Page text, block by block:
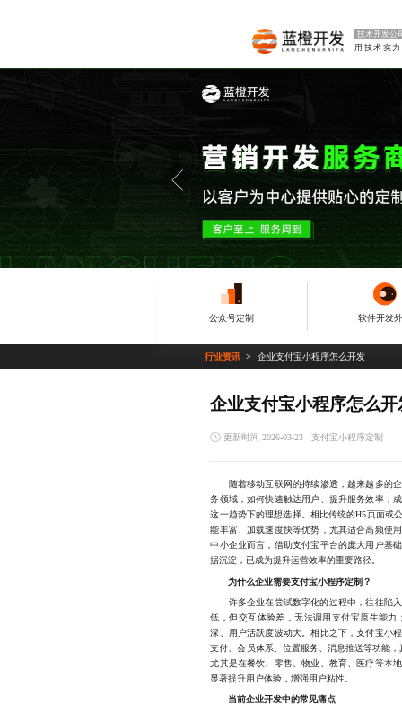
技术开发公
公众号定制 软件开发
行业资讯 企业支付宝小程序怎么开发
企业支付宝小程序怎么开
更新时间 2026-03-23 支付宝小程序定制
随着移动互联网的持续渗透，越来越多的企
务领域，如何快速触达用户、提升服务效率，
这一趋势下的理想选择。相比传统的H5页面或
能丰富、加载速度快等优势，尤其适合高频使
中小企业而言，借助支付宝平台的庞大用户基
据沉淀，已成为提升运营效率的重要路径。
为什么企业需要支付宝小程序定制？
许多企业在尝试数字化的过程中，往往陷入
低，但交互体验差，无法调用支付宝原生能
深、用户活跃度波动大。相比之下，支付宝小
支付、会员体系、位置服务、消息推送等功能
尤其是在餐饮、零售、物业、教育、医疗等本
显著提升用户体验，增强用户粘性。
当前企业开发中的常见痛点